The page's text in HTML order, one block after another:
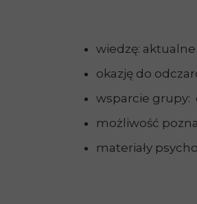
wiedzę:
okazję do
wsparcie grupy:
możliwość
materiały